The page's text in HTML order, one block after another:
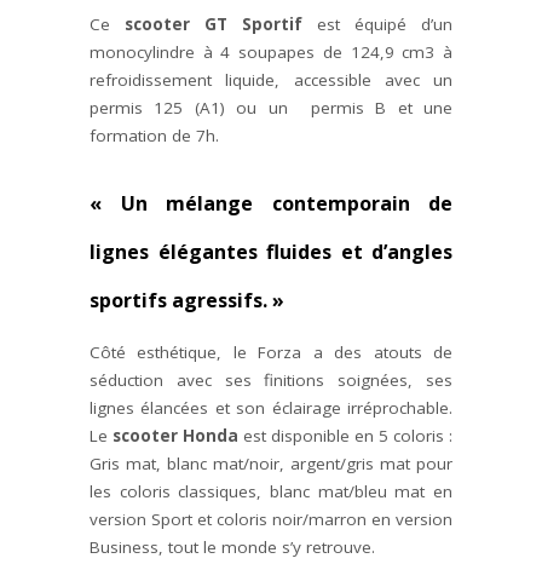
Ce scooter GT Sportif est équipé d’un
monocylindre à 4 soupapes de 124,9 cm3 à
refroidissement liquide, accessible avec un
permis 125 (A1) ou un permis B et une
formation de 7h.
« Un mélange contemporain de
lignes élégantes fluides et d’angles
sportifs agressifs. »
Côté esthétique, le Forza a des atouts de
séduction avec ses finitions soignées, ses
lignes élancées et son éclairage irréprochable.
Le scooter Honda est disponible en 5 coloris :
Gris mat, blanc mat/noir, argent/gris mat pour
les coloris classiques, blanc mat/bleu mat en
version Sport et coloris noir/marron en version
Business, tout le monde s’y retrouve.